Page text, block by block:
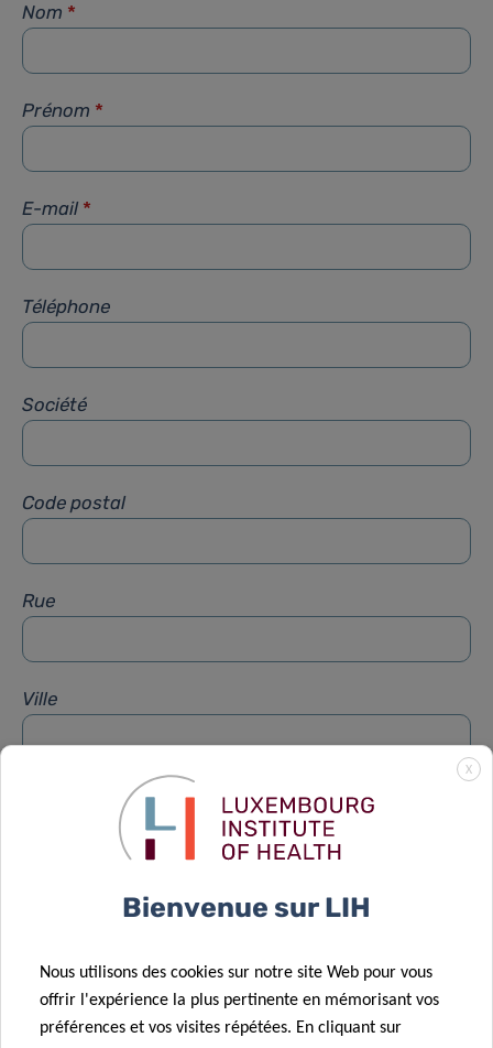
Nom *
Prénom *
E-mail *
Téléphone
Société
Code postal
Rue
Ville
X
Bienvenue sur LIH
Nous utilisons des cookies sur notre site Web pour vous
offrir l'expérience la plus pertinente en mémorisant vos
préférences et vos visites répétées. En cliquant sur